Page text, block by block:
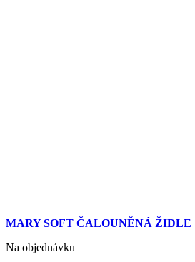
MARY SOFT ČALOUNĚNÁ ŽIDLE
Na objednávku